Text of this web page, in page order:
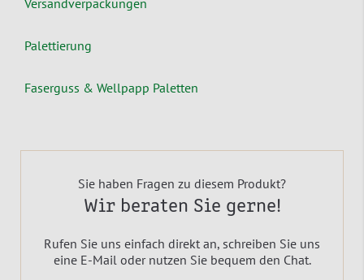
Versandverpackungen
Palettierung
Faserguss & Wellpapp Paletten
Sie haben Fragen zu diesem Produkt?
Wir beraten Sie gerne!
Rufen Sie uns einfach direkt an, schreiben Sie uns
eine E-Mail oder nutzen Sie bequem den Chat.